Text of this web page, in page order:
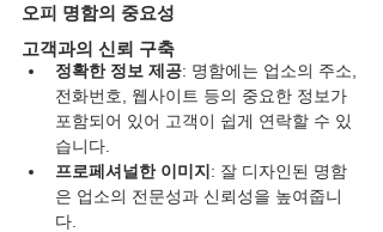
오피 명함의 중요성
고객과의 신뢰 구축
정확한 정보 제공: 명함에는 업소의 주소,
전화번호, 웹사이트 등의 중요한 정보가
포함되어 있어 고객이 쉽게 연락할 수 있
습니다.
프로페셔널한 이미지 : 잘 디자인된 명함
은 업소의 전문성과 신뢰성을 높여줍니
다.